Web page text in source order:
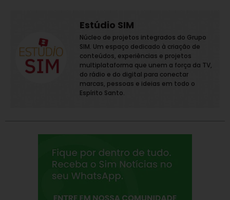
Estúdio SIM
Núcleo de projetos integrados do Grupo
SIM. Um espaço dedicado à criação de
conteúdos, experiências e projetos
multiplataforma que unem a força da TV,
do rádio e do digital para conectar
marcas, pessoas e ideias em todo o
Espírito Santo.